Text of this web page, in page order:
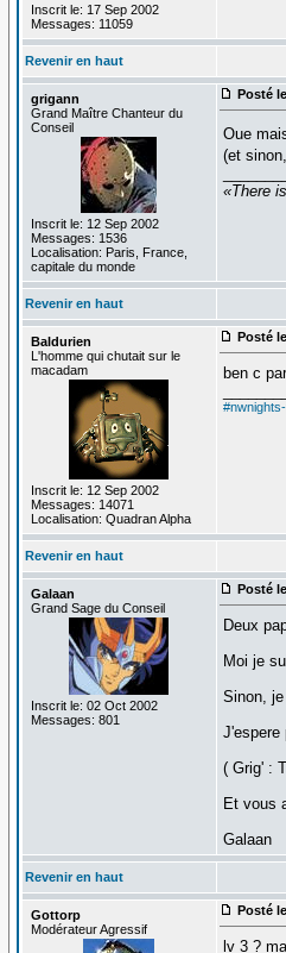
Inscrit le: 17 Sep 2002
Messages: 11059
Revenir en haut
grigann
Grand Maître Chanteur du
Conseil
Inscrit le: 12 Sep 2002
Messages: 1536
Localisation: Paris, France,
capitale du monde
Posté
Oue
(et
«There
Revenir en haut
Baldurien
L'homme qui chutait sur le
macadam
Inscrit le: 12 Sep 2002
Messages: 14071
Localisation: Quadran Alpha
Posté
ben c
Revenir en haut
Galaan
Grand Sage du Conseil
Inscrit le: 02 Oct 2002
Messages: 801
Posté
Deux
Moi je
Sinon,
J'espere
( Grig' :
Et vous
Galaan
Revenir en haut
Gottorp
Modérateur Agressif
Posté
lv 3 ?